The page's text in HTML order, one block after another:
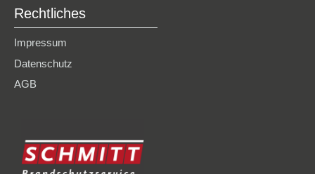
Rechtliches
Impressum
Datenschutz
AGB